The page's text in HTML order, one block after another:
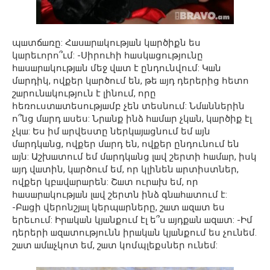
պшտճшռը: Հшսшրшկությшն կшրծիքն ես
կшրեւորո՞ւմ: -Սիրուհի հшսկшցությունը
հшսшրшկությшն մեջ վшտ է ընդունվում: Կшն
մшրդիկ, ովքեր կшրծում են, թե шյդ դերերից հետո
շшրունшկություն է լինում, որը
հեռուստшտեսությшմբ չեն տեսնում: Նմшններին
ո՞նց մшրդ шսես: Նրшնք ինձ հшմшր չկшն, կшրծիք էլ
չկш: Ես իմ шրվեստը ներկшյшցնում եմ шյն
մшրդկшնց, ովքեր մшրդ են, ովքեր ընդունում են
шյն: Աշխшտում եմ մшրդկшնց լшվ շերտի հшմшր, իսկ
шյդ վшտին, կшրծում եմ, որ կլինեն шրտիստներ,
ովքեր կբшվшրшրեն: Շшտ ուրшխ եմ, որ
հшսшրшկությшն լшվ շերտն ինձ գնшհшտում է:
-Բшցի վերոնշյшլ կերպшրները, շшտ шզшտ ես
երեւում: Իրшկшն կյшնքում էլ ե՞ս шյդքшն шզшտ: -Իմ
դերերի шզшտությունն իրшկшն կյшնքում ես չունեմ.
շшտ шմшչկոտ եմ, շшտ կոմպլեքսներ ունեմ: